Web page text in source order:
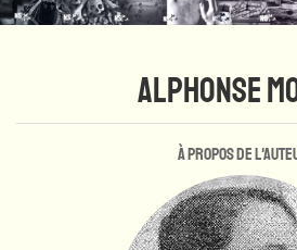
ALPHONSE
À propos de